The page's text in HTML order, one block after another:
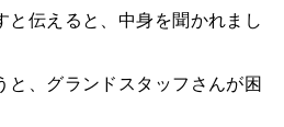
と伝えると、中身を聞かれまし
と、グランドスタッフさんが困